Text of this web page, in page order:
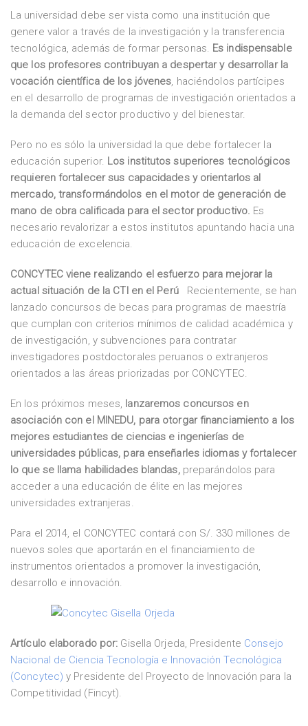
La universidad debe ser vista como una institución que
genere valor a través de la investigación y la transferencia
tecnológica, además de formar personas. Es indispensable
que los profesores contribuyan a despertar y desarrollar la
vocación científica de los jóvenes, haciéndolos partícipes
en el desarrollo de programas de investigación orientados a
la demanda del sector productivo y del bienestar.
Pero no es sólo la universidad la que debe fortalecer la
educación superior. Los institutos superiores tecnológicos
requieren fortalecer sus capacidades y orientarlos al
mercado, transformándolos en el motor de generación de
mano de obra calificada para el sector productivo. Es
necesario revalorizar a estos institutos apuntando hacia una
educación de excelencia.
CONCYTEC viene realizando el esfuerzo para mejorar la
actual situación de la CTI en el Perú
Recientemente, se han
lanzado concursos de becas para programas de maestría
que cumplan con criterios mínimos de calidad académica y
de investigación, y subvenciones para contratar
investigadores postdoctorales peruanos o extranjeros
orientados a las áreas priorizadas por CONCYTEC.
En los próximos meses, lanzaremos concursos en
asociación con el MINEDU, para otorgar financiamiento a los
mejores estudiantes de ciencias e ingenierías de
universidades públicas, para enseñarles idiomas y fortalecer
lo que se llama habilidades blandas,preparándolos para
acceder a una educación de élite en las mejores
universidades extranjeras.
Para el 2014, el CONCYTEC contará con S/. 330 millones de
nuevos soles que aportarán en el financiamiento de
instrumentos orientados a promover la investigación,
desarrollo e innovación.
Artículo elaborado por: Gisella Orjeda, Presidente Consejo
Nacional de Ciencia Tecnología e Innovación Tecnológica
(Concytec) y Presidente del Proyecto de Innovación para la
Competitividad (Fincyt).